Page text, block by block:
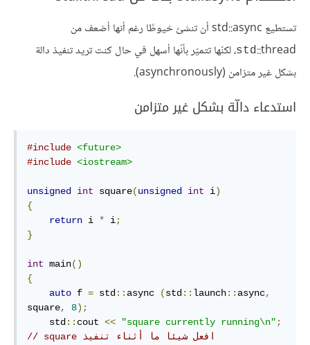
تستطيع std‎::async أن تنشئ خيوطًا رغم أنها أضعف من
‎std‎::thread، لكنّها تتميّر بأنّها أسهل في حال كنت تريد تنفيذ دالة
بشكل غير متزامن (asynchronously).
استدعاء دالّة بشكل غير متزامن
#include <future>
#include <iostream>
unsigned int square(unsigned int i)
{
return i * i;
}
int main()
{
auto f = std:: async (std:: launch:: async,
square, 8);
    std
:: cout << "square currently running\n";
// square افعل شيئا ما أثناء تنفيذ